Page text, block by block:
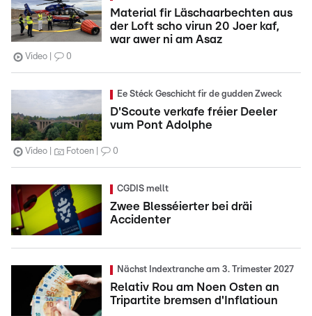
Material fir Läschaarbechten aus
der Loft scho virun 20 Joer kaf,
war awer ni am Asaz
Video 0
Ee Stéck Geschicht fir de gudden Zweck
D'Scoute verkafe fréier Deeler
vum Pont Adolphe
Video Fotoen 0
CGDIS mellt
Zwee Blesséierter bei dräi
Accidenter
Nächst Indextranche am 3. Trimester 2027
Relativ Rou am Noen Osten an
Tripartite bremsen d'Inflatioun